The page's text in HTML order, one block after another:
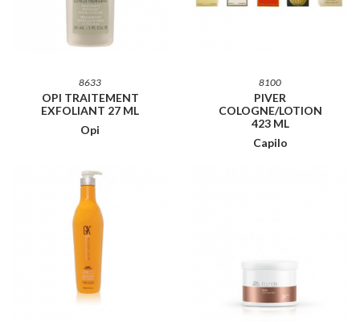
8633
OPI TRAITEMENT
EXFOLIANT 27 ML
Opi
8100
PIVER
COLOGNE/LOTION
423 ML
Capilo